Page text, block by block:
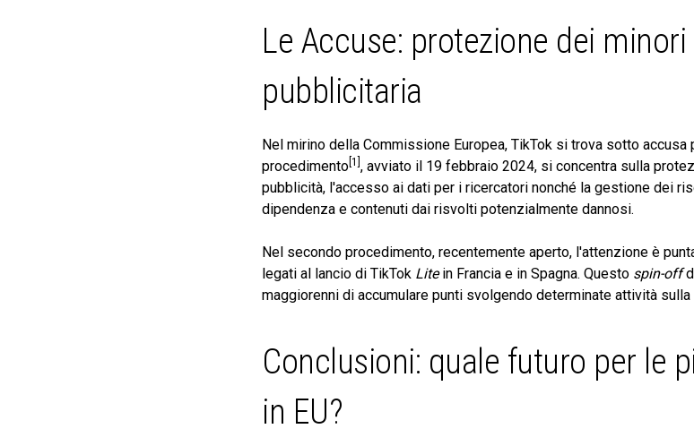
Le Accuse: protezione dei
pubblicitaria
Nel mirino della Commissione Europea, TikTok si trova sotto
procedimento [1] , avviato il 19 febbraio 2024, si concentra sulla
pubblicità, l'accesso ai dati per i ricercatori nonché la gestione dei
dipendenza e contenuti dai risvolti potenzialmente dannosi.
Nel secondo procedimento, recentemente aperto, l'attenzione è
legati al lancio di TikTok Litein Francia e in Spagna. Questo spin-off
maggiorenni di accumulare punti svolgendo determinate attività sulla
Conclusioni: quale futuro per le
in EU?